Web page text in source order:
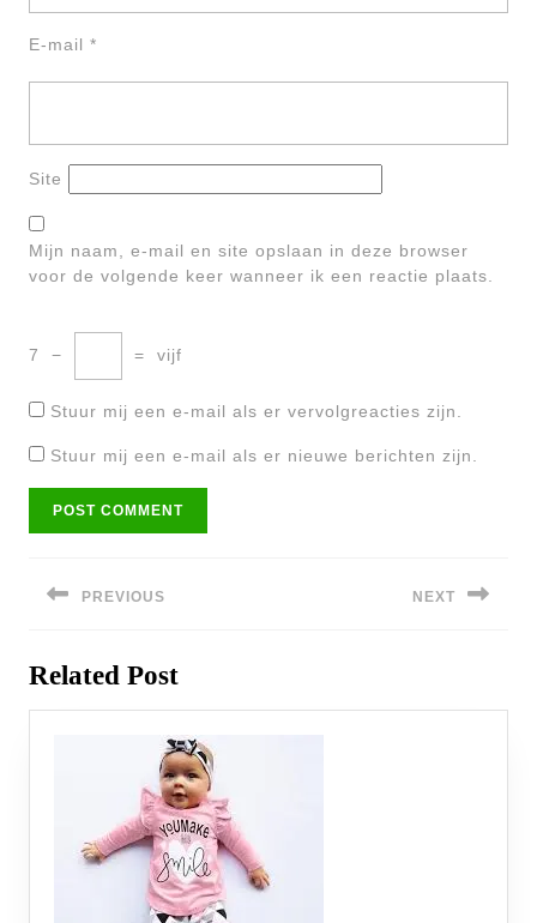
E-mail *
Site
Mijn naam, e-mail en site opslaan in deze browser
voor de volgende keer wanneer ik een reactie plaats.
7 − = vijf
Stuur mij een e-mail als er vervolgreacties zijn.
Stuur mij een e-mail als er nieuwe berichten zijn.
navigatie
PREVIOUS
post:
NEXT
Related Post